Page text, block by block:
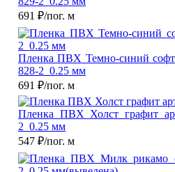
691 ₽/пог. м
Пленка ПВХ Темно-синий
828-2_0.25 мм
691 ₽/пог. м
Пленка ПВХ Холст графит
2_0.25 мм
547 ₽/пог. м